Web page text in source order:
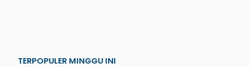
TERPOPULER MINGGU INI